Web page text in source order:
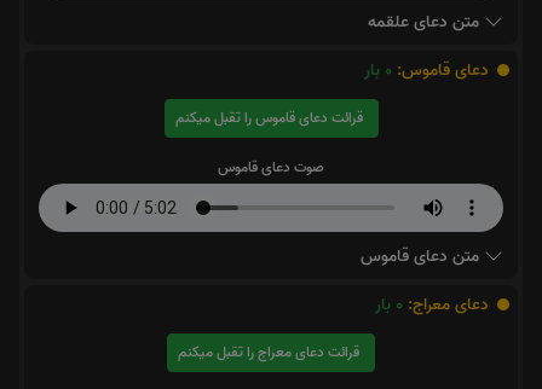
متن دعای علقمه
دعای قاموس: 0 بار
قرائت دعای قاموس را تقبل میکنم
صوت دعای قاموس
متن دعای قاموس
دعای معراج: 0 بار
قرائت دعای معراج را تقبل میکنم